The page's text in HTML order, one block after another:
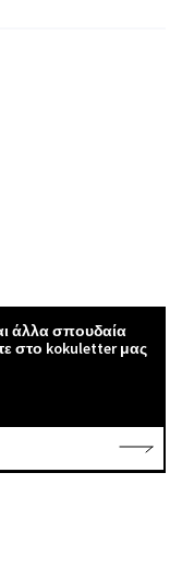
άλλα σπουδαία
στο kokuletter μας